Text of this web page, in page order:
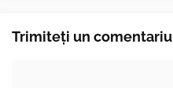
Trimiteți un comentariu